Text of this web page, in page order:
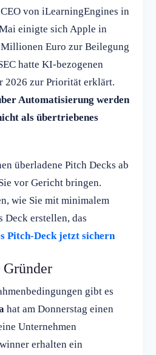
von iLearningEngines in
einigte sich Apple in
Euro zur Beilegung
hatte KI-bezogenen
2026 zur Priorität erklärt.
Automatisierung werden
als übertriebenes
überladene Pitch Decks ab
vor Gericht bringen.
wie Sie mit minimalem
erstellen, das
Pitch-Deck jetzt sichern
Gründer
gibt es
hat am Donnerstag einen
Unternehmen
erhalten ein